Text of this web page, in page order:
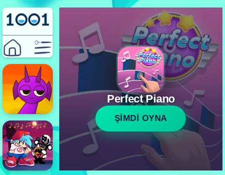
Perfect Piano
ŞİMDİ OYNA